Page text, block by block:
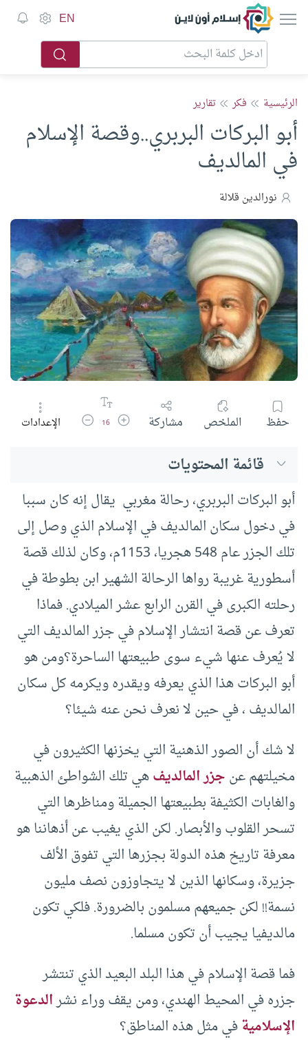
إسلام أون لاين EN
الرئيسية فكر تقارير
أبو البركات البربري..وقصة الإسلام
في المالديف
نورالدين قلالة
حفظ الملخص مشاركة زيادة حجم الخط
16 تقليل حجم الخط
الإعدادات
قائمة المحتويات
أبو البركات البربري، رحالة مغربي يقال إنه كان سببا
في دخول سكان المالديف في الإسلام الذي وصل إلى
تلك الجزر عام 548 هجريا، 1153م، وكان لذلك قصة
أسطورية غريبة رواها الرحالة الشهير ابن بطوطة في
رحلته الكبرى في القرن الرابع عشر الميلادي. فماذا
تعرف عن قصة انتشار الإسلام في جزر المالديف التي
لا يُعرف عنها شيء سوى طبيعتها الساحرة؟ومن هو
أبو البركات هذا الذي يعرفه ويقدره ويكرمه كل سكان
المالديف ، في حين لا نعرف نحن عنه شيئا؟
لا شك أن الصور الذهنية التي يخزنها الكثيرون في
مخيلتهم عنجزر المالديفهي تلك الشواطئ الذهبية
والغابات الكثيفة بطبيعتها الجميلة ومناظرها التي
تسحر القلوب والأبصار. لكن الذي يغيب عن أذهاننا هو
معرفة تاريخ هذه الدولة بجزرها التي تفوق الألف
جزيرة، وسكانها الذين لا يتجاوزون نصف مليون
نسمة!! لكن جميعهم مسلمون بالضرورة. فلكي تكون
مالديفيا يجيب أن تكون مسلما.
فما قصة الإسلام في هذا البلد البعيد الذي تنتشر
جزره في المحيط الهندي، ومن يقف وراء نشرالدعوة
الإسلاميةفي مثل هذه المناطق؟